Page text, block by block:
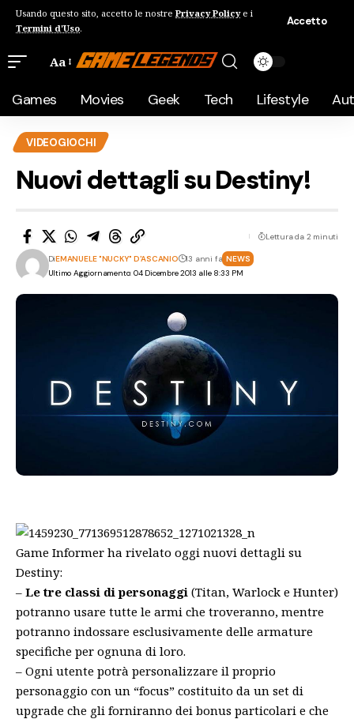
Usando questo sito, accetto le nostre Privacy Policye i
Termini d'Uso.
Accetto
Aa
Games Movies Geek Tech Lifestyle
VIDEOGIOCHI
Nuovi dettagli su Destiny!
Ultimo Aggiornamento: 04 Dicembre 2013 alle 8:33 PM
DiEMANUELE "NUCKY" D'ASCANIO 13 anni fa NEWS
Lettura da 2 minuti
Game Informer ha rivelato oggi nuovi dettagli su
Destiny:
– Le tre classi di personaggi (Titan, Warlock e Hunter)
potranno usare tutte le armi che troveranno, mentre
potranno indossare esclusivamente delle armature
specifiche per ognuna di loro.
– Ogni utente potrà personalizzare il proprio
personaggio con un “focus” costituito da un set di
upgrade che gli forniranno dei bonus particolari e che